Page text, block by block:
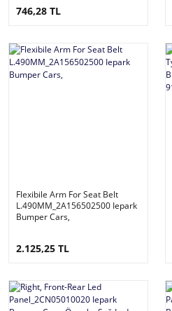
746,28 TL
Flexibile Arm For Seat Belt
L.490MM_2A156502500 Iepark
Bumper Cars,
2.125,25 TL